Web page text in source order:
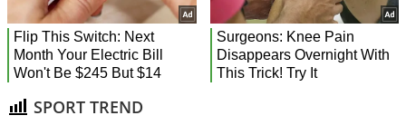
SPORT TREND